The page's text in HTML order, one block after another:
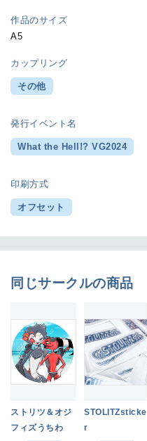
作品のサイズ
A5
カップリング
その他
発行イベント名
What the Hell!? VG2024
印刷方式
オフセット
同じサークルの商品
ストリツ＆オジ
フィズうちわ
STOLITZsticke
r